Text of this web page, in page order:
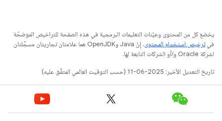
يخضع كل من المحتوى وعيّنات التعليمات البرمجية في هذه الصفحة للتراخيص الموضحّة
فيترخيص استخدام المحتوى
. إنّ Java وOpenJDK هما علامتان تجاريتان مسجَّلتان
لشركة Oracle و/أو الشركات التابعة لها.
تاريخ التعديل الأخير: 2025-06-11 (حسب التوقيت العالمي المتفَّق عليه)